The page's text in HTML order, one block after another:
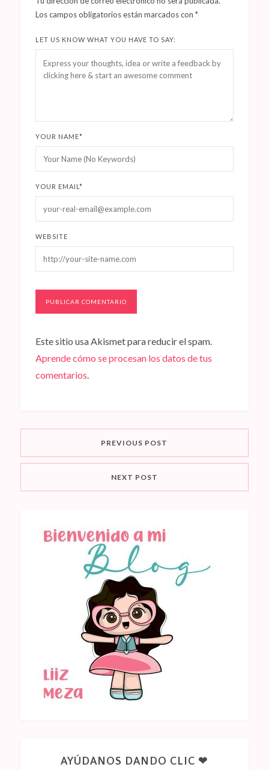
Los campos obligatorios están marcados con *
LET US KNOW WHAT YOU HAVE TO SAY:
YOUR NAME*
YOUR EMAIL *
WEBSITE
Este sitio usa Akismet para reducir el spam.
Aprende cómo se procesan los datos de tus
comentarios.
PREVIOUS POST
NEXT POST
AYÚDANOS DANDO CLIC ❤